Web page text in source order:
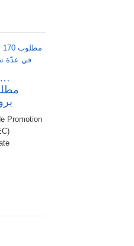
Promotion